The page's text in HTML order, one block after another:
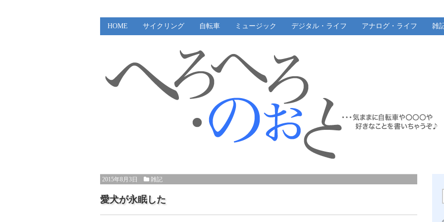
HOME サイクリング 自転車 ミュージック デジタル・ライフ アナログ・ライフ 雑
2015年8月3日 雑記
愛犬が永眠した